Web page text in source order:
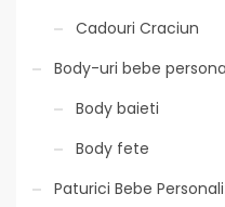
Cadouri Craciun
Body-uri bebe
Body baieti
Body fete
Paturici Bebe